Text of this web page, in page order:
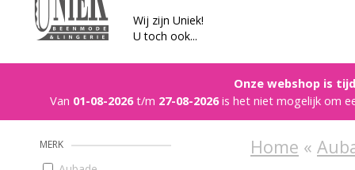
Wij zijn Uniek!
U toch ook...
Onze webshop is
Van 01-08-2026t/m 27-08-2026is het niet mogelijk om
MERK Home «